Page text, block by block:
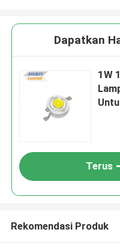
Dapatkan
1W
Terus
Rekomendasi Produk